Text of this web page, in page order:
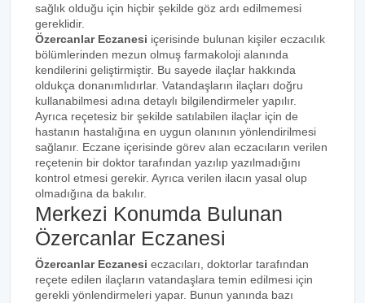
sağlık olduğu için hiçbir şekilde göz ardı edilmemesi
gereklidir.
Özercanlar Eczanesi içerisinde bulunan kişiler eczacılık
bölümlerinden mezun olmuş farmakoloji alanında
kendilerini geliştirmiştir. Bu sayede ilaçlar hakkında
oldukça donanımlıdırlar. Vatandaşların ilaçları doğru
kullanabilmesi adına detaylı bilgilendirmeler yapılır.
Ayrıca reçetesiz bir şekilde satılabilen ilaçlar için de
hastanın hastalığına en uygun olanının yönlendirilmesi
sağlanır. Eczane içerisinde görev alan eczacıların verilen
reçetenin bir doktor tarafından yazılıp yazılmadığını
kontrol etmesi gerekir. Ayrıca verilen ilacın yasal olup
olmadığına da bakılır.
Merkezi Konumda Bulunan
Özercanlar Eczanesi
Özercanlar Eczanesi eczacıları, doktorlar tarafından
reçete edilen ilaçların vatandaşlara temin edilmesi için
gerekli yönlendirmeleri yapar. Bunun yanında bazı